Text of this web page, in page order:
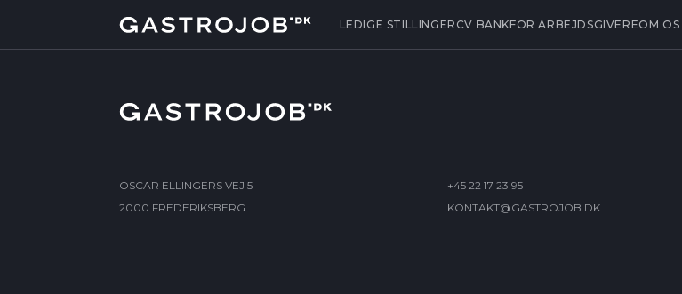
LEDIGE STILLINGER CV BANKFOR ARBEJDSGIVEREOM OS
OSCAR ELLINGERS VEJ 5
2000 FREDERIKSBERG
+45 22 17 23 95
KONTAKT@GASTROJOB.DK